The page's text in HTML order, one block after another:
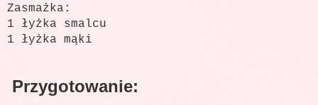
Zasmażka:
1 łyżka smalcu
1 łyżka mąki
Przygotowanie: